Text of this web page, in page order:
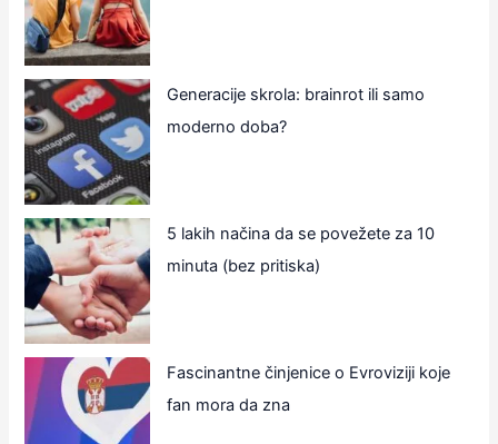
Generacije skrola: brainrot ili samo
moderno doba?
5 lakih načina da se povežete za 10
minuta (bez pritiska)
Fascinantne činjenice o Evroviziji koje
fan mora da zna